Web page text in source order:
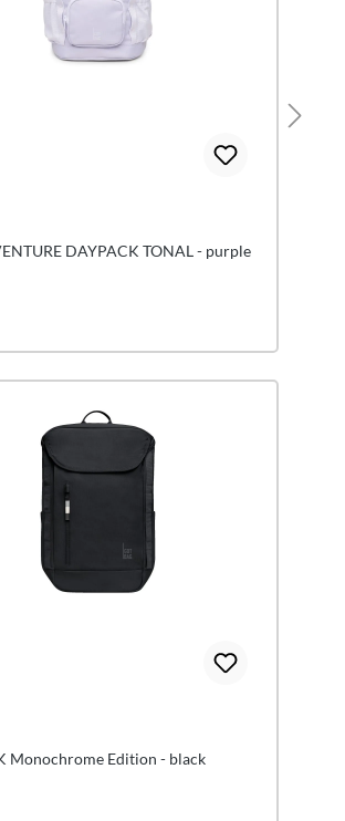
DAYPACK TONAL - purple
Monochrome Edition - black